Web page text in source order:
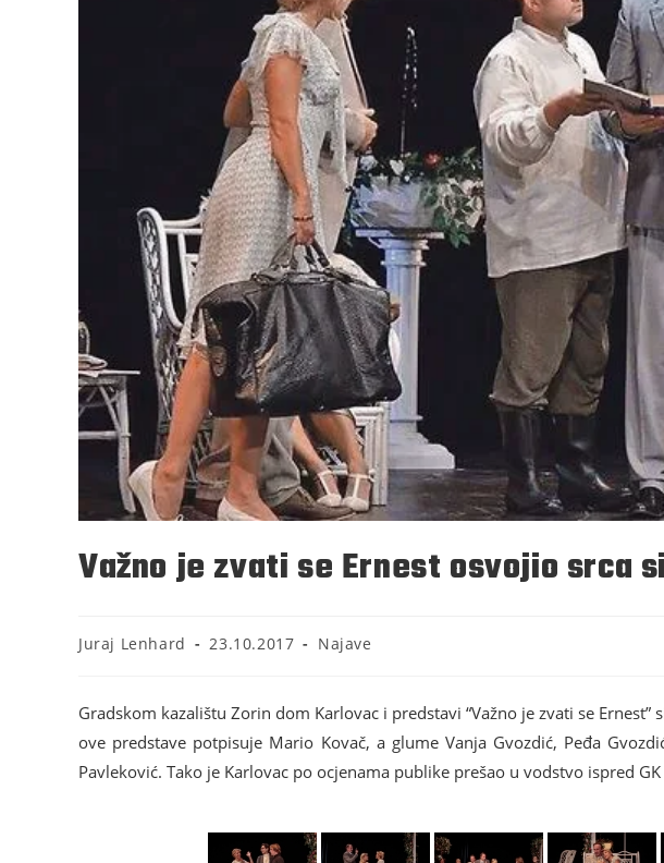
Važno je zvati se Ernest osvojio srca
Juraj Lenhard 23.10.2017 Najave
Gradskom kazalištu Zorin dom Karlovac i predstavi “Važno je zvati se
ove predstave potpisuje Mario Kovač, a glume Vanja Gvozdić, Peđa
Pavleković. Tako je Karlovac po ocjenama publike prešao u vodstvo ispred